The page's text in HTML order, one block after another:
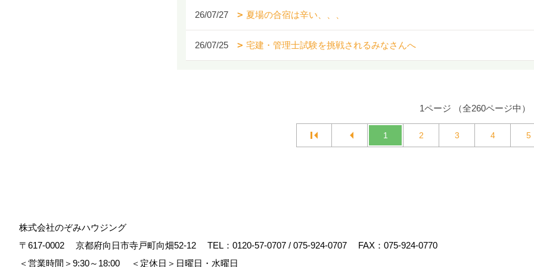
26/07/27 夏場の合宿は辛い、、、
26/07/25 宅建・管理士試験を挑戦されるみなさんへ
1ページ （全260ページ中）
1 2 3 4 5
株式会社のぞみハウジング
〒617-0002
京都府向日市寺戸町向畑52-12 TEL： 0120-57-0707 / 075-924-0707
FAX：075-924-0770
＜営業時間＞9:30～18:00
＜定休日＞日曜日・水曜日